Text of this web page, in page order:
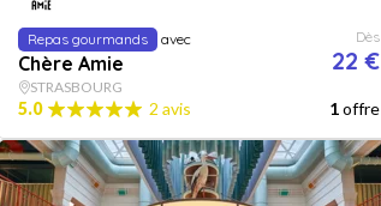
Repas gourmands avec
Chère Amie
Dès
22 €
STRASBOURG
5.0 2 avis 1offre